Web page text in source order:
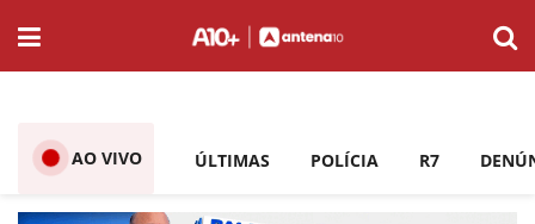
AO VIVO ÚLTIMAS POLÍCIA R7